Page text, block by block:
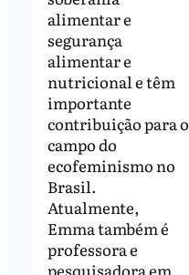
alimentar e
segurança
alimentar e
nutricional e têm
importante
contribuição para o
campo do
ecofeminismo no
Brasil.
Atualmente,
Emma também é
professora e
pesquisadora em